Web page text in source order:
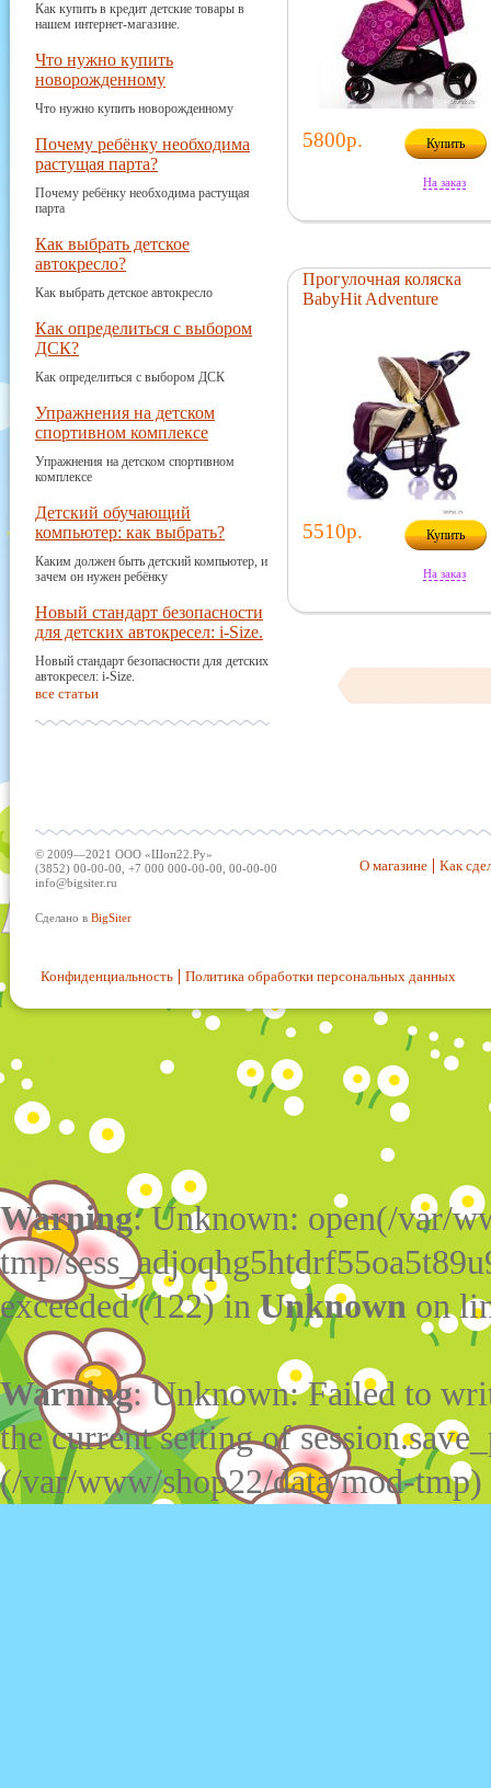
Как купить в кредит детские товары в
нашем интернет-магазине.
Что нужно купить
новорожденному
Что нужно купить новорожденному
Почему ребёнку необходима
растущая парта?
Почему ребёнку необходима растущая
парта
Как выбрать детское
автокресло?
Как выбрать детское автокресло
Как определиться с выбором
ДСК?
Как определиться с выбором ДСК
Упражнения на детском
спортивном комплексе
Упражнения на детском спортивном
комплексе
Детский обучающий
компьютер: как выбрать?
Каким должен быть детский компьютер, и
зачем он нужен ребёнку
Новый стандарт безопасности
для детских автокресел: i-Size.
Новый стандарт безопасности для детских
автокресел: i-Size.
все статьи
5800р. Купить
На заказ
Прогулочная коляска
BabyHit Adventure
5510р. Купить
На заказ
© 2009—2021 ООО «Шоп22.Ру»
(3852) 00-00-00, +7 000 000-00-00, 00-00-00
info@bigsiter.ru
Сделано в BigSiter
О магазине Как
Конфиденциальность Политика обработки персональных данных
Warning: Unknown: open(/var/
tmp/
exceeded (122) inUnknown on
Warning: Unknown: Failed to
the current setting of
(/var/www/shop22/data/mod-